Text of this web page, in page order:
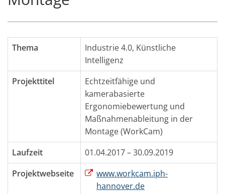
Thema Industrie 4.0, Künstliche
Intelligenz
Projekttitel
Echtzeitfähige und
kamerabasierte
Ergonomiebewertung und
Maßnahmenableitung in der
Montage (WorkCam)
Laufzeit
01.04.2017 – 30.09.2019
Projektwebseite
www.workcam.iph-
hannover.de